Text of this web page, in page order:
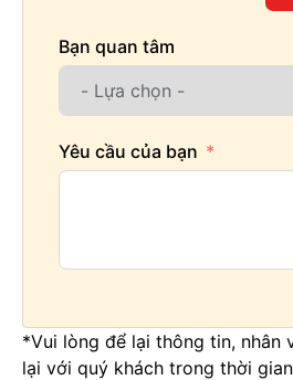
Bạn quan tâm
Yêu cầu của bạn
*Vui lòng để lại thông tin, nhân
lại với quý khách trong thời